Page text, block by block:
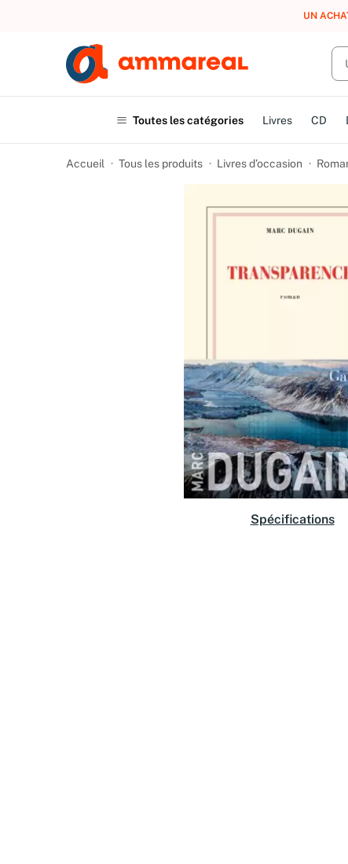
UN
Toutes les catégories Livres CD
Accueil Tous les produits Livres d’occasion
Spécifications